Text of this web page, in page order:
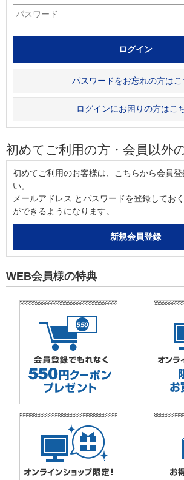
パスワードをお忘れの方はこ
ログインにお困りの方はこ
初めてご利用の方・会員以外
初めてご利用のお客様は、こちらから会員登
い。
メールアドレス とパスワードを登録してお
ができるようになります。
WEB会員様の特典